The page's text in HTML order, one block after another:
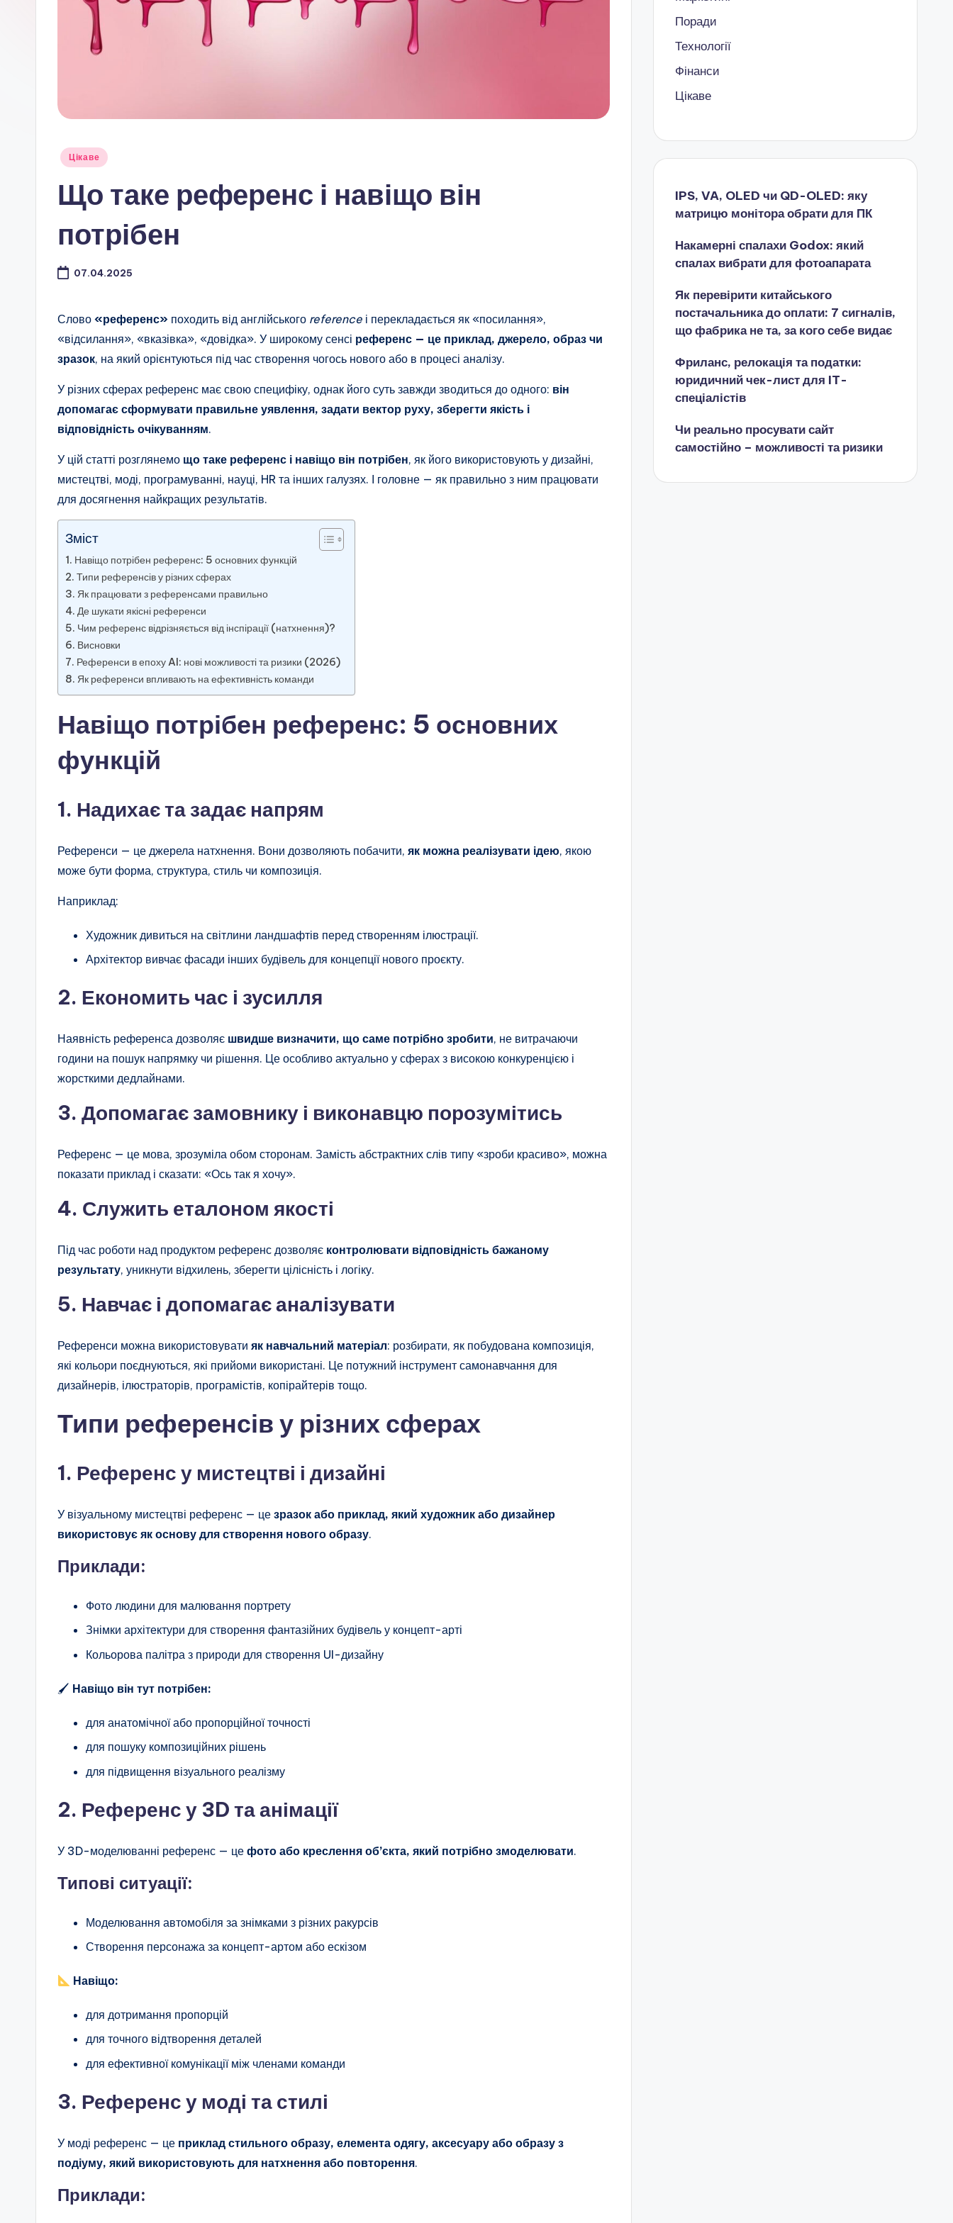
Опубліковано
Цікаве
Що таке референс і навіщо він
потрібен
07.04.2025
Слово «референс» походить від англійського reference і перекладається як «посилання»,
«відсилання», «вказівка», «довідка». У широкому сенсі референс — це приклад, джерело, образ чи
зразок, на який орієнтуються під час створення чогось нового або в процесі аналізу.
У різних сферах референс має свою специфіку, однак його суть завжди зводиться до одного: він
допомагає сформувати правильне уявлення, задати вектор руху, зберегти якість і
відповідність очікуванням.
У цій статті розглянемо що таке референс і навіщо він потрібен, як його використовують у дизайні,
мистецтві, моді, програмуванні, науці, HR та інших галузях. І головне — як правильно з ним працювати
для досягнення найкращих результатів.
Зміст
Навіщо потрібен референс: 5 основних функцій
Типи референсів у різних сферах
Як працювати з референсами правильно
Де шукати якісні референси
Чим референс відрізняється від інспірації (натхнення)?
Висновки
Референси в епоху AI: нові можливості та ризики (2026)
Як референси впливають на ефективність команди
Навіщо потрібен референс: 5 основних
функцій
1. Надихає та задає напрям
Референси — це джерела натхнення. Вони дозволяють побачити, як можна реалізувати ідею, якою
може бути форма, структура, стиль чи композиція.
Наприклад:
Художник дивиться на світлини ландшафтів перед створенням ілюстрації.
Архітектор вивчає фасади інших будівель для концепції нового проєкту.
2. Економить час і зусилля
Наявність референса дозволяє швидше визначити, що саме потрібно зробити, не витрачаючи
години на пошук напрямку чи рішення. Це особливо актуально у сферах з високою конкуренцією і
жорсткими дедлайнами.
3. Допомагає замовнику і виконавцю порозумітись
Референс — це мова, зрозуміла обом сторонам. Замість абстрактних слів типу «зроби красиво», можна
показати приклад і сказати: «Ось так я хочу».
4. Служить еталоном якості
Під час роботи над продуктом референс дозволяє контролювати відповідність бажаному
результату, уникнути відхилень, зберегти цілісність і логіку.
5. Навчає і допомагає аналізувати
Референси можна використовувати як навчальний матеріал: розбирати, як побудована композиція,
які кольори поєднуються, які прийоми використані. Це потужний інструмент самонавчання для
дизайнерів, ілюстраторів, програмістів, копірайтерів тощо.
Типи референсів у різних сферах
1. Референс у мистецтві і дизайні
У візуальному мистецтві референс — це зразок або приклад, який художник або дизайнер
використовує як основу для створення нового образу.
Приклади:
Фото людини для малювання портрету
Знімки архітектури для створення фантазійних будівель у концепт-арті
Кольорова палітра з природи для створення UI-дизайну
🖌 Навіщо він тут потрібен:
для анатомічної або пропорційної точності
для пошуку композиційних рішень
для підвищення візуального реалізму
2. Референс у 3D та анімації
У 3D-моделюванні референс — це фото або креслення об’єкта, який потрібно змоделювати.
Типові ситуації:
Моделювання автомобіля за знімками з різних ракурсів
Створення персонажа за концепт-артом або ескізом
Навіщо:
для дотримання пропорцій
для точного відтворення деталей
для ефективної комунікації між членами команди
3. Референс у моді та стилі
У моді референс — це приклад стильного образу, елемента одягу, аксесуару або образу з
подіуму, який використовують для натхнення або повторення.
Приклади:
Поради
Технології
Фінанси
Цікаве
IPS, VA, OLED чи QD-OLED: яку
матрицю монітора обрати для ПК
Накамерні спалахи Godox: який
спалах вибрати для фотоапарата
Як перевірити китайського
постачальника до оплати: 7 сигналів,
що фабрика не та, за кого себе видає
Фриланс, релокація та податки:
юридичний чек-лист для IT-
спеціалістів
Чи реально просувати сайт
самостійно – можливості та ризики